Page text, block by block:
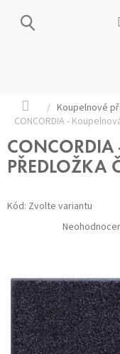
Domů
/ Koupelnové
CONCORDIA -
CONCORDIA
PŘEDLOŽKA
Kód: Zvolte variantu
Průměrné
hodnocení
hvězdiček.